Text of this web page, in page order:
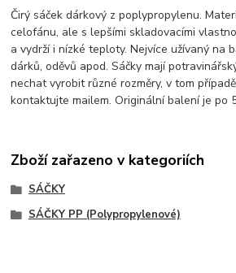
Čirý sáček dárkový z poplypropylenu.
celofánu, ale s lepšími skladovacími
a vydrží i nízké teploty. Nejvíce užívaný na
dárků, oděvů apod. Sáčky mají
nechat vyrobit různé rozměry, v tom
kontaktujte mailem. Originální balení je po
Zboží zařazeno v kategoriích
SÁČKY
SÁČKY PP (Polypropylenové)